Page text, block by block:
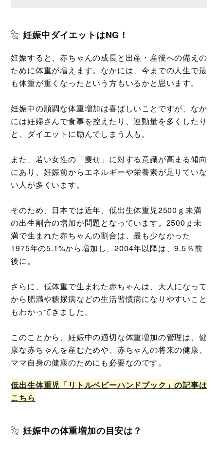
妊娠中ダイエットはNG！
妊娠すると、赤ちゃんの成長と出産・産後への備えの
ために体重が増えます。なかには、今までの人生で最
も体重が重くなったという方もいるかと思います。
妊娠中の順調な体重増加は喜ばしいことですが、なか
には妊婦さんで食事を控えたり、運動量を多くしたり
と、ダイエットに励んでしまう人も。
また、若い女性の「痩せ」に対する意識が高まる傾向
にあり、妊娠前からエネルギーや栄養素が足りていな
い人が多くいます。
そのため、日本では近年、低出生体重児2500ｇ未満
の出生割合の増加が問題となっています。2500ｇ未
満で生まれた赤ちゃんの割合は、最も少なかった
1975年の5.1%から増加し、2004年以降は、9.5％前
後に。
さらに、低体重で生まれた赤ちゃんは、大人になって
から肥満や糖尿病などの生活習慣病になりやすいこと
もわかってきました。
このことから、妊娠中の適切な体重増加の管理は、健
康な赤ちゃんを産むためや、赤ちゃんの将来の健康、
ママ自身の健康のためにも必要なのです。
低出生体重児「リトルベビーハンドブック」の記事は
こちら
妊娠中の体重増加の目安は？